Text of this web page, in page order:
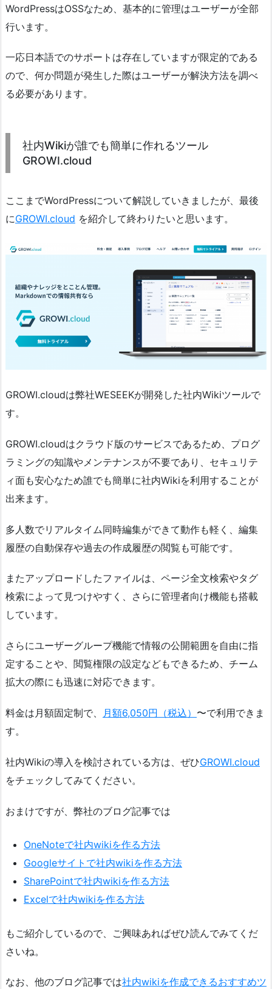
WordPressはOSSなため、基本的に管理はユーザーが全部
行います。
一応日本語でのサポートは存在していますが限定的である
ので、何か問題が発生した際はユーザーが解決方法を調べ
る必要があります。
社内Wikiが誰でも簡単に作れるツール
GROWI.cloud
ここまでWordPressについて解説していきましたが、最後
にGROWI.cloud を紹介して終わりたいと思います。
GROWI.cloudは弊社WESEEKが開発した社内Wikiツールで
す。
GROWI.cloudはクラウド版のサービスであるため、プログ
ラミングの知識やメンテナンスが不要であり、セキュリテ
ィ面も安心なため誰でも簡単に社内Wikiを利用することが
出来ます。
多人数でリアルタイム同時編集ができて動作も軽く、編集
履歴の自動保存や過去の作成履歴の閲覧も可能です。
またアップロードしたファイルは、ページ全文検索やタグ
検索によって見つけやすく、さらに管理者向け機能も搭載
しています。
さらにユーザーグループ機能で情報の公開範囲を自由に指
定することや、閲覧権限の設定などもできるため、チーム
拡大の際にも迅速に対応できます。
料金は月額固定制で、 月額6,050円（税込） 〜で利用できま
す。
社内Wikiの導入を検討されている方は、ぜひGROWI.cloud
をチェックしてみてください。
おまけですが、弊社のブログ記事では
OneNoteで社内wikiを作る方法
Googleサイトで社内wikiを作る方法
SharePointで社内wikiを作る方法
Excelで社内wikiを作る方法
もご紹介しているので、ご興味あればぜひ読んでみてくだ
さいね。
なお、他のブログ記事では社内wikiを作成できるおすすめツ